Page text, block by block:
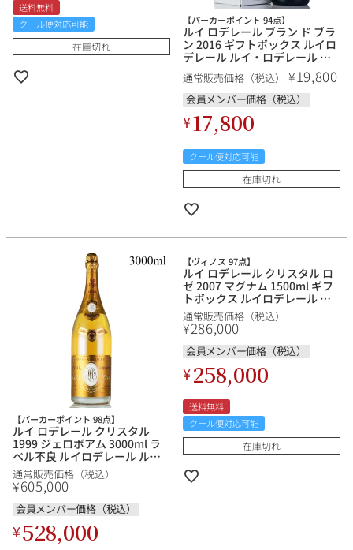
送料無料
クール便対応可能
在庫切れ
【パーカーポイント 94点】
ルイ ロデレール ブラン ド ブラ
ン 2016 ギフトボックス ルイロ
デレール ルイ・ロデレール ブ
ランドブラン Louis Roederer
Blanc de Blancs フランス シャ
ンパン シャンパーニュ
通常販売価格（税込） ¥19,800
会員メンバー価格（税込）
¥17,800
クール便対応可能
在庫切れ
【パーカーポイント 98点】
ルイ ロデレール クリスタル
1999 ジェロボアム 3000ml ラ
ベル不良 ルイロデレール ル
イ・ロデレール Louis
Roederer Cristal フランス シャ
ンパン シャンパーニュ【ol】
通常販売価格（税込）
¥605,000
会員メンバー価格（税込）
¥528,000
【ヴィノス 97点】
ルイ ロデレール クリスタル ロ
ゼ 2007 マグナム 1500ml ギフ
トボックス ルイロデレール ル
イ・ロデレール Louis
Roederer Cristal Rose フラン
ス シャンパン シャンパーニュ
通常販売価格（税込）
¥286,000
会員メンバー価格（税込）
¥258,000
送料無料
クール便対応可能
在庫切れ